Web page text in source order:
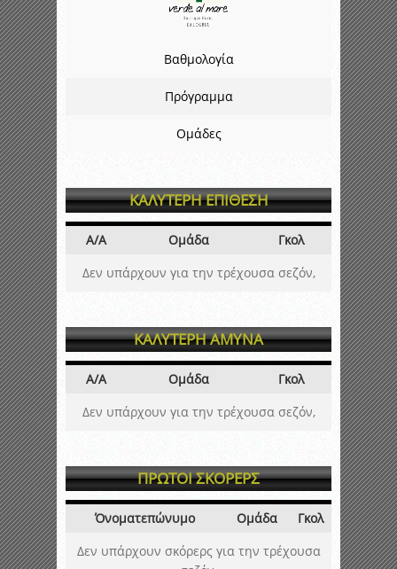
Βαθμολογία
Πρόγραμμα
Ομάδες
ΚΑΛΥΤΕΡΗ ΕΠΙΘΕΣΗ
Α/Α Ομάδα
Γκολ
Δεν υπάρχουν για την τρέχουσα σεζόν,
ΚΑΛΥΤΕΡΗ ΑΜΥΝΑ
Α/Α Ομάδα
Γκολ
Δεν υπάρχουν για την τρέχουσα σεζόν,
ΠΡΩΤΟΙ ΣΚΟΡΕΡΣ
Όνοματεπώνυμο Ομάδα
Γκολ
Δεν υπάρχουν σκόρερς για την τρέχουσα